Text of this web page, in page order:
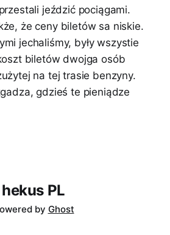
jeździć pociągami.
że ceny biletów sa niskie.
jechaliśmy, były wszystie
biletów dwojga osób
na tej trasie benzyny.
gdzieś te pieniądze
hekus PL
by Ghost